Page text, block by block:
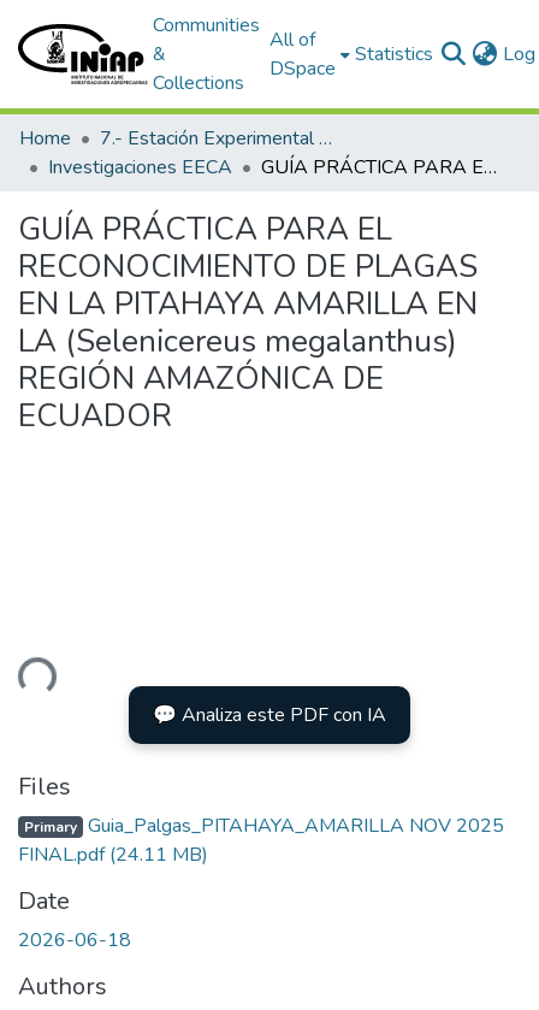
Communities
&
Collections
All of
DSpace
Statistics
Home
7.- Estación Experimental Central Amazónica
Investigaciones EECA
GUÍA PRÁCTICA PARA EL RECONOCIMIENTO DE PLAGAS EN LA PITAHAYA AMARILLA EN LA (Selenicereus megalanthus) REGIÓN AMAZÓNICA DE ECUADOR
GUÍA PRÁCTICA PARA EL
RECONOCIMIENTO DE PLAGAS
EN LA PITAHAYA AMARILLA EN
LA (Selenicereus megalanthus)
REGIÓN AMAZÓNICA DE
ECUADOR
💬 Analiza este PDF con IA
Files
Primary Guia_Palgas_PITAHAYA_AMARILLA NOV 2025
FINAL.pdf(24.11 MB)
Date
2026-06-18
Authors